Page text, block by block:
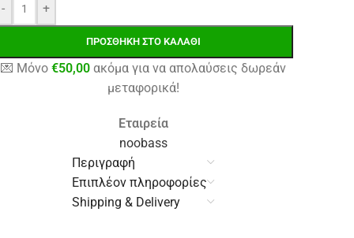
- +
ΠΡΟΣΘΉΚΗ ΣΤΟ ΚΑΛΆΘΙ
💌 Μόνο €50,00ακόμα για να απολαύσεις δωρεάν
μεταφορικά!
Εταιρεία
noobass
Περιγραφή
Επιπλέον πληροφορίες
Shipping & Delivery